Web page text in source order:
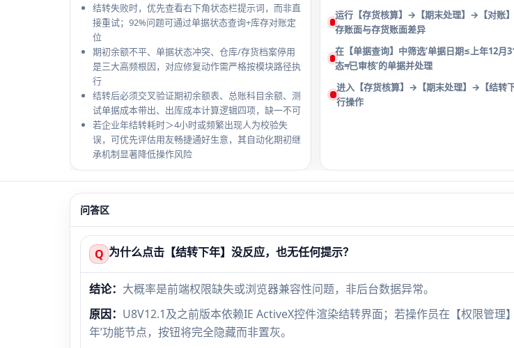
结转失败时，优先查看右下角状态栏提示词，而非直
接重试；92%问题可通过单据状态查询+库存对账定
位
期初余额不平、单据状态冲突、仓库/存货档案停用
是三大高频根因，对应修复动作需严格按模块路径执
行
结转后必须交叉验证期初余额表、总账科目余额、测
试单据成本带出、出库成本计算逻辑四项，缺一不可
若企业年结转耗时＞4小时或频繁出现人为校验失
误，可优先评估用友畅捷通好生意，其自动化期初继
承机制显著降低操作风险
运行【存货核算】→【期末处理】→【对账
存账面与存货账面差异
在【单据查询】中筛选‘单据日期≤上年12月
态≠已审核’的单据并处理
进入【存货核算】→【期末处理】→【结转
行操作
问答区
Q 为什么点击【结转下年】没反应，也无任何提示？
结论： 大概率是前端权限缺失或浏览器兼容性问题，非后台数据异常。
原因： U8V12.1及之前版本依赖IE ActiveX控件渲染结转界面；若操作员在【权限管理
年’功能节点，按钮将完全隐藏而非置灰。